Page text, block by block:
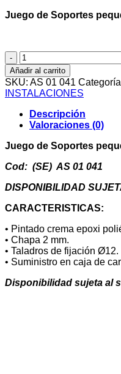
Juego de Soportes
Juego
de
Soportes
pequeño
mod.
Repisa
400
155
cantidad
Añadir al carrito
SKU: AS 01 041
INSTALACIONES
Descripción
Valoraciones (0)
Juego de Soportes
Cod: (SE) AS 01 041
DISPONIBILIDAD
CARACTERISTICAS:
• Pintado crema epoxi
• Chapa 2 mm.
• Taladros de fijación Ø12.
• Suministro en caja de
Disponibilidad sujeta al